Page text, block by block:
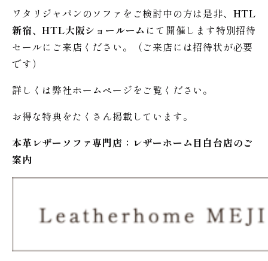
ワタリジャパンのソファをご検討中の方は是非、 HTL
新宿、HTL大阪ショールーム にて開催します特別招待
セールにご来店ください。（ご来店には招待状が必要
です）
詳しくは弊社ホームページをご覧ください。
お得な特典をたくさん掲載しています。
本革レザーソファ専門店：レザーホーム 目白台店のご
案内